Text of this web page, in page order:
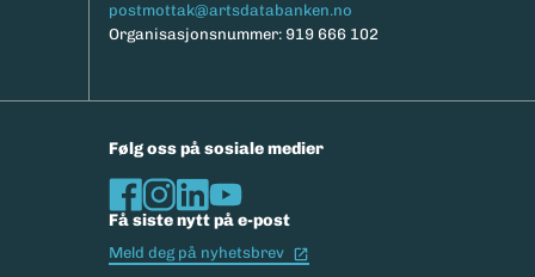
postmottak@artsdatabanken.no
Organisasjonsnummer: 919 666 102
Følg oss på sosiale medier
Få siste nytt på e-post
Meld deg på nyhetsbrev